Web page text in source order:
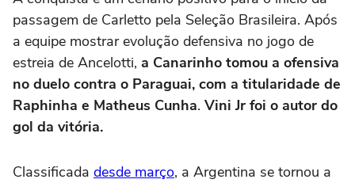
passagem de Carletto pela Seleção Brasileira. Após
a equipe mostrar evolução defensiva no jogo de
estreia de Ancelotti, a Canarinho tomou a ofensiva
no duelo contra o Paraguai, com a titularidade de
Raphinha e Matheus Cunha. Vini Jr foi o autor do
gol da vitória.
Classificada desde março, a Argentina se tornou a